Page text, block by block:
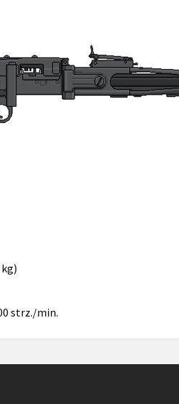
strz./min.